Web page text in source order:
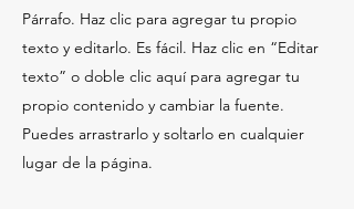
Párrafo. Haz clic para agregar tu propio
texto y editarlo. Es fácil. Haz clic en “Editar
texto” o doble clic aquí para agregar tu
propio contenido y cambiar la fuente.
Puedes arrastrarlo y soltarlo en cualquier
lugar de la página.